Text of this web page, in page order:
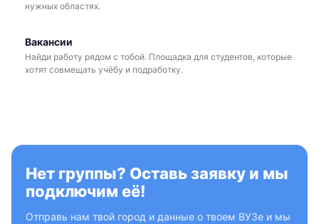
нужных областях.
Вакансии
Найди работу рядом с тобой. Площадка для студентов, которые
хотят совмещать учёбу и подработку.
Нет группы? Оставь заявку и мы
подключим её!
Отправь нам твой город и данные о твоем ВУЗе и мы